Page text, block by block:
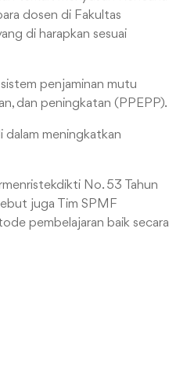
dosen di Fakultas
di harapkan sesuai
penjaminan mutu
dan peningkatan (PPEPP).
dalam meningkatkan
No. 53 Tahun
juga Tim SPMF
pembelajaran baik secara